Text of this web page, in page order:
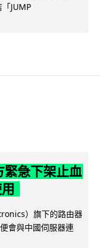
JUMP
緊急下架止血
）旗下的路由器
會與中國伺服器連